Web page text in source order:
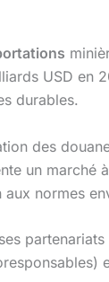
USD en
durables.
des
un marché
normes
partenariats